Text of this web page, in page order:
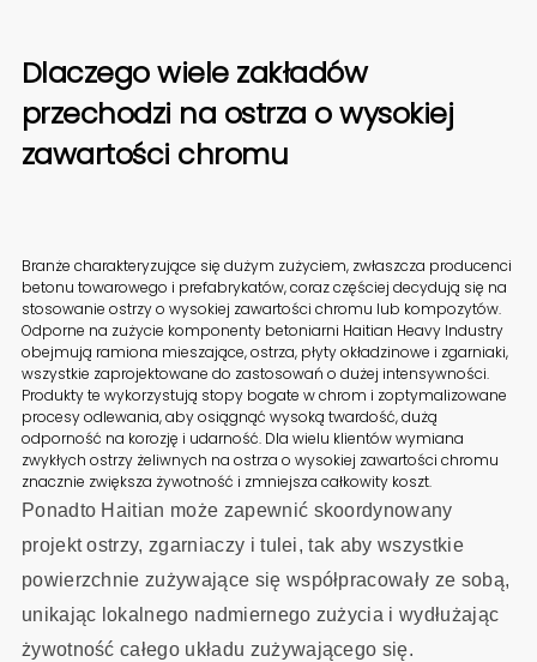
Dlaczego wiele zakładów
przechodzi na ostrza o wysokiej
zawartości chromu
Branże charakteryzujące się dużym zużyciem, zwłaszcza producenci
betonu towarowego i prefabrykatów, coraz częściej decydują się na
stosowanie ostrzy o wysokiej zawartości chromu lub kompozytów.
Odporne na zużycie komponenty betoniarni Haitian Heavy Industry
obejmują ramiona mieszające, ostrza, płyty okładzinowe i zgarniaki,
wszystkie zaprojektowane do zastosowań o dużej intensywności.
Produkty te wykorzystują stopy bogate w chrom i zoptymalizowane
procesy odlewania, aby osiągnąć wysoką twardość, dużą
odporność na korozję i udarność. Dla wielu klientów wymiana
zwykłych ostrzy żeliwnych na ostrza o wysokiej zawartości chromu
znacznie zwiększa żywotność i zmniejsza całkowity koszt.
Ponadto Haitian może zapewnić skoordynowany
projekt ostrzy, zgarniaczy i tulei, tak aby wszystkie
powierzchnie zużywające się współpracowały ze sobą,
unikając lokalnego nadmiernego zużycia i wydłużając
żywotność całego układu zużywającego się.